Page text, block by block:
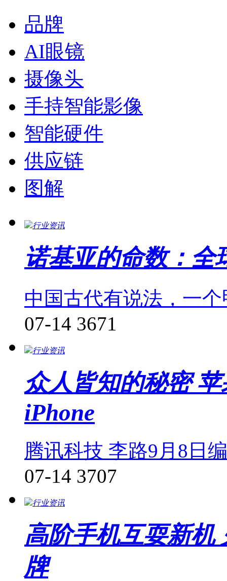
品牌
AI眼镜
摄像头
手持智能影像
智能硬件
供应链
图解
行业资讯
诺基亚的命数：全
中国古代有说法，一
07-14 3671
行业资讯
众人皆知的秘密
iPhone
腾讯科技 李路9月8日
07-14 3707
行业资讯
高阶手机互耍新机
牌